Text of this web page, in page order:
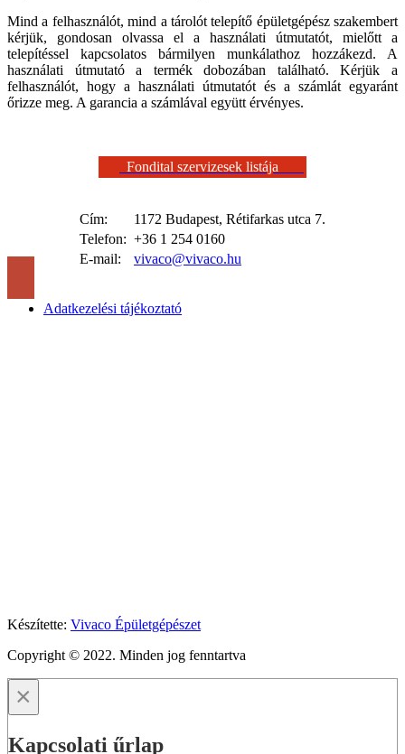
Mind a felhasználót, mind a tárolót telepítő épületgépész szakembert
kérjük, gondosan olvassa el a használati útmutatót, mielőtt a
telepítéssel kapcsolatos bármilyen munkálathoz hozzákezd. A
használati útmutató a termék dobozában található. Kérjük a
felhasználót, hogy a használati útmutatót és a számlát egyaránt
őrizze meg. A garancia a számlával együtt érvényes.
Fondital szervizesek listája
Cím:
1172 Budapest, Rétifarkas utca 7.
Telefon: +36 1 254 0160
E-mail:
vivaco@vivaco.hu
Adatkezelési tájékoztató
Készítette: Vivaco Épületgépészet
Copyright © 2022. Minden jog fenntartva
×
Kapcsolati űrlap